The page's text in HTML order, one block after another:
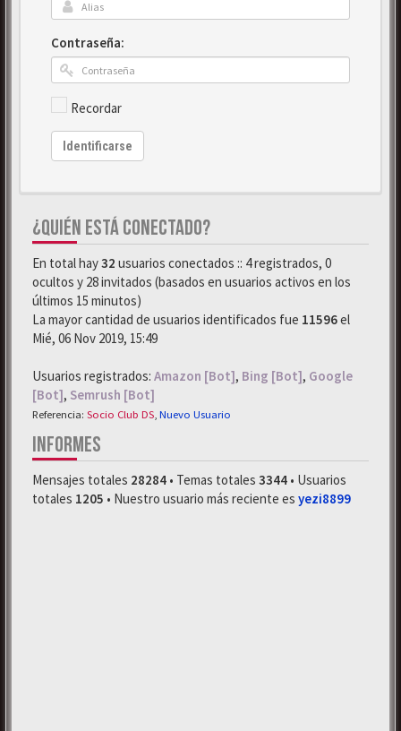
Contraseña:
Recordar
Identificarse
¿QUIÉN ESTÁ CONECTADO?
En total hay32 usuarios conectados :: 4 registrados, 0
ocultos y 28 invitados (basados en usuarios activos en los
últimos 15 minutos)
La mayor cantidad de usuarios identificados fue 11596el
Mié, 06 Nov 2019, 15:49
Usuarios registrados: Amazon [Bot], Bing [Bot], Google
[Bot], Semrush [Bot]
Referencia: Socio Club DS Nuevo Usuario
INFORMES
Mensajes totales 28284 • Temas totales 3344 • Usuarios
totales 1205 • Nuestro usuario más reciente es yezi8899